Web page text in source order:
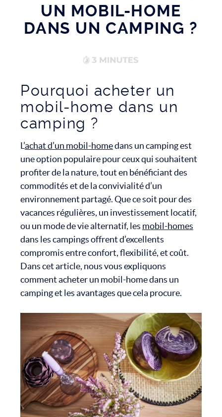
UN MOBIL-HOME
DANS UN CAMPING ?
Pourquoi acheter un
mobil-home dans un
camping ?
L’achat d’un mobil-homedans un camping est
une option populaire pour ceux qui souhaitent
profiter de la nature, tout en bénéficiant des
commodités et de la convivialité d’un
environnement partagé. Que ce soit pour des
vacances régulières, un investissement locatif,
ou un mode de vie alternatif, les mobil-homes
dans les campings offrent d’excellents
compromis entre confort, flexibilité, et coût.
Dans cet article, nous vous expliquons
comment acheter un mobil-home dans un
camping et les avantages que cela procure.